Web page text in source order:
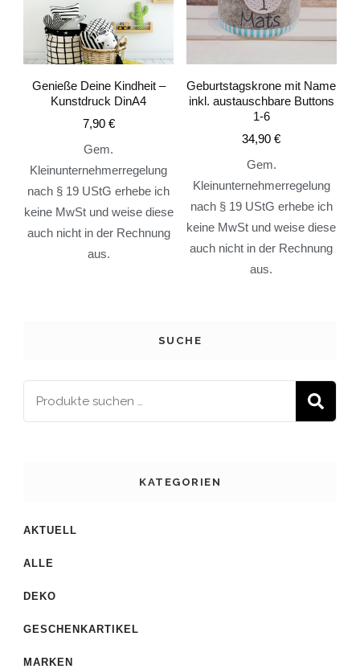
Genieße Deine Kindheit –
Kunstdruck DinA4
7,90 €
Gem.
Kleinunternehmerregelung
nach § 19 UStG erhebe ich
keine MwSt und weise diese
auch nicht in der Rechnung
aus.
Geburtstagskrone mit Name
inkl. austauschbare Buttons
1-6
34,90€
Gem.
Kleinunternehmerregelung
nach § 19 UStG erhebe ich
keine MwSt und weise diese
auch nicht in der Rechnung
aus.
SUCHE
KATEGORIEN
AKTUELL
ALLE
DEKO
GESCHENKARTIKEL
MARKEN